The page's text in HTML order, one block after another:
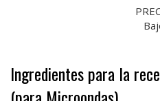
Ingredientes para la